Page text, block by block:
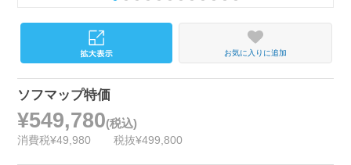
お気に入りに追加
ソフマップ特価
¥549,780(税込)
消費税¥49,980 税抜¥499,800